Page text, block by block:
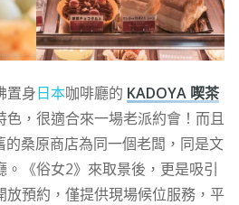
置身日本咖啡廳的 KADOYA 喫茶
，很適合來一場老派約會！而且
的桑原商店為同一個老闆，同是文
《俗女2》來取景後，更是吸引
放預約，僅提供現場候位服務，平